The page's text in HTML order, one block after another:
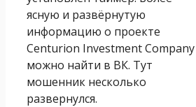
ясную и развёрнутую
информацию о проекте
Centurion Investment Company
можно найти в ВК. Тут
мошенник несколько
развернулся.